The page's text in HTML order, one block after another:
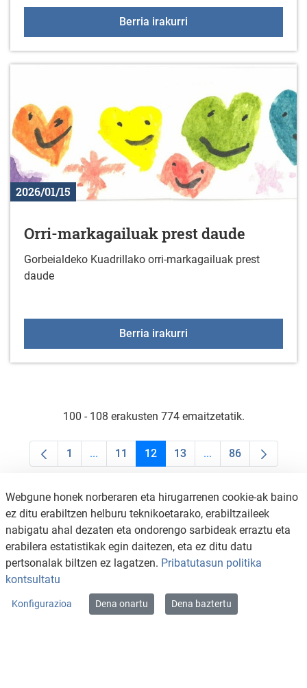
Berria irakurri
2026/01/15
Orri-markagailuak prest daude
Gorbeialdeko Kuadrillako orri-markagailuak prest
daude
Berria irakurri
100 - 108 erakusten 774 emaitzetatik.
Orrialdea
1 ...Intermediate Pages Use TAB to navigate.
Orrialdea
11 Orrialdea
12 Orrialdea
13 ...Intermediate Pages
Orrialdea
86
KONTAKTUA
LEGE OHARRA
Webgune honek norberaren eta hirugarrenen cookie-ak baino
ez ditu erabiltzen helburu teknikoetarako, erabiltzaileek
nabigatu ahal dezaten eta ondorengo sarbideak erraztu eta
erabilera estatistikak egin daitezen, eta ez ditu datu
pertsonalak biltzen ez lagatzen. Pribatutasun politika
kontsultatu
Konfigurazioa Dena onartu Dena baztertu